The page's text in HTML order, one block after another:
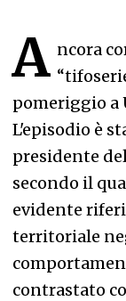
A ncora
pomeriggio a
L'episodio è
presidente
secondo il
evidente
territoriale
contrastato